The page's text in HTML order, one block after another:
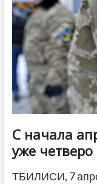
родину
спустя
почти
два
месяца
С начала
уже
ТБИЛИСИ, 7